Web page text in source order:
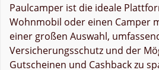
Paulcamper ist die ideale
Wohnmobil oder einen Camper
einer großen Auswahl,
Versicherungsschutz und der
Gutscheinen und Cashback zu